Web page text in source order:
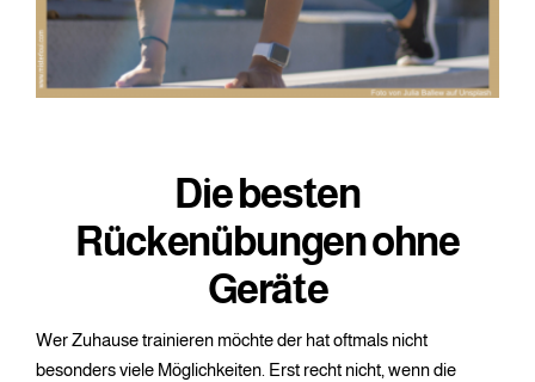
Die besten
Rückenübungen ohne
Geräte
Wer Zuhause trainieren möchte der hat oftmals nicht
besonders viele Möglichkeiten. Erst recht nicht, wenn die